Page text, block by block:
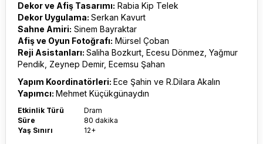
Dekor ve Afiş Tasarımı: Rabia Kip Telek
Dekor Uygulama: Serkan Kavurt
Sahne Amiri: Sinem Bayraktar
Afiş ve Oyun Fotoğrafı: Mürsel Çoban
Reji Asistanları: Saliha Bozkurt, Ecesu Dönmez, Yağmur
Pendik, Zeynep Demir, Ecemsu Şahan
Yapım Koordinatörleri: Ece Şahin ve R.Dilara Akalın
Yapımcı: Mehmet Küçükgünaydın
Etkinlik Türü
Dram
Süre
80 dakika
Yaş Sınırı
12+